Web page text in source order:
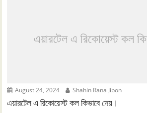
এয়ারটেল এ রিকোয়েস্ট কল
August 24, 2024 Shahin Rana Jibon
এয়ারটেল এ রিকোয়েস্ট কল কিভাবে দেয়।